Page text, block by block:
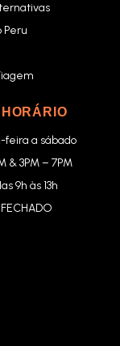
Peru
feira a sábado
& 3PM – 7PM
9h às 13h